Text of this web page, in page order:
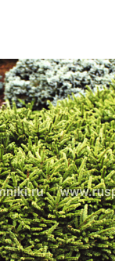
Региональные